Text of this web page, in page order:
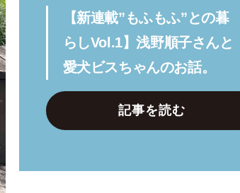
【新連載”もふもふ”との暮
らしVol.1】浅野順子さんと
愛犬ビスちゃんのお話。
記事を読む